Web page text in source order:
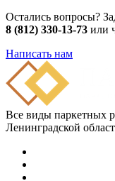
Остались вопросы?
8 (812) 330-13-73 или
Написать нам
Все виды паркетных
Ленинградской